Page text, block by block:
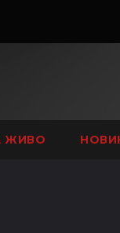
ЖИВО